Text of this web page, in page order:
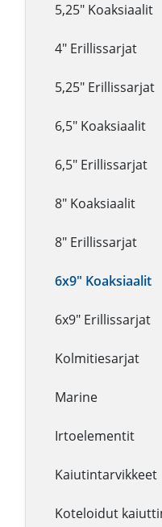
5,25" Koaksiaalit
4" Erillissarjat
5,25" Erillissarjat
6,5" Koaksiaalit
6,5" Erillissarjat
8" Koaksiaalit
8" Erillissarjat
6x9" Koaksiaalit
6x9" Erillissarjat
Kolmitiesarjat
Marine
Irtoelementit
Kaiutintarvikkeet
Koteloidut